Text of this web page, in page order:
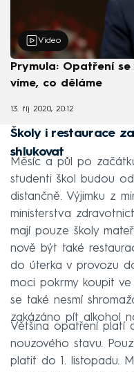
Video
Prymula: Opatření
víme, co děláme
13. říj 2020, 20:12
Školy i restaurace
shlukovat
Měsíc a půl po
studenti škol budou
distančně. Výjimku z
ministerstva
mají pouze školy
nově být také
do úterka v provozu
moci pokrmy koupit
se také nesmí
zakázáno pít alkohol
Většina opatření platí
nouzového stavu.
platit do 1. listopadu.